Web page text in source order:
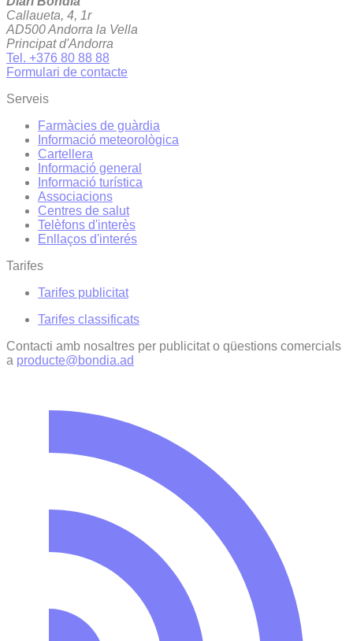
Callaueta, 4, 1r
AD500 Andorra la Vella
Principat d'Andorra
Tel. +376 80 88 88
Formulari de contacte
Serveis
Farmàcies de guàrdia
Informació meteorològica
Cartellera
Informació general
Informació turística
Associacions
Centres de salut
Telèfons d'interès
Enllaços d'interés
Tarifes
Tarifes publicitat
Tarifes classificats
Contacti amb nosaltres per publicitat o qüestions comercials
a producte@bondia.ad